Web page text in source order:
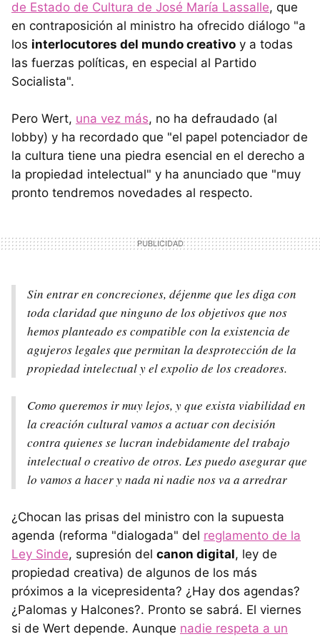
de Estado de Cultura de José María Lassalle, que
en contraposición al ministro ha ofrecido diálogo "a
los interlocutores del mundo creativo y a todas
las fuerzas políticas, en especial al Partido
Socialista".
Pero Wert, una vez más, no ha defraudado (al
lobby) y ha recordado que "el papel potenciador de
la cultura tiene una piedra esencial en el derecho a
la propiedad intelectual" y ha anunciado que "muy
pronto tendremos novedades al respecto.
Sin entrar en concreciones, déjenme que les diga con
toda claridad que ninguno de los objetivos que nos
hemos planteado es compatible con la existencia de
agujeros legales que permitan la desprotección de la
propiedad intelectual y el expolio de los creadores.
Como queremos ir muy lejos, y que exista viabilidad en
la creación cultural vamos a actuar con decisión
contra quienes se lucran indebidamente del trabajo
intelectual o creativo de otros. Les puedo asegurar que
lo vamos a hacer y nada ni nadie nos va a arredrar
¿Chocan las prisas del ministro con la supuesta
agenda (reforma "dialogada" del reglamento de la
Ley Sinde, supresión del canon digital, ley de
propiedad creativa) de algunos de los más
próximos a la vicepresidenta? ¿Hay dos agendas?
¿Palomas y Halcones?. Pronto se sabrá. El viernes
si de Wert depende. Aunque nadie respeta a un